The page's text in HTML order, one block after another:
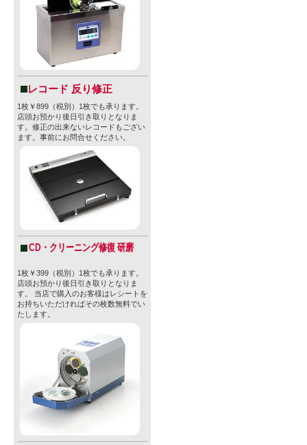
レコード 反り修正
1枚￥899（税別）1枚でも承ります。
店頭お預かり後日引き取りとなりま
す。修正の出来ないレコードもござい
ます。事前にお問合せください。
CD・クリーニング修復 研磨
1枚￥399（税別）1枚でも承ります。
店頭お預かり後日引き取りとなりま
す。 当店で購入のお客様はレシートを
お持ちいただければその枚数無料でい
たします。